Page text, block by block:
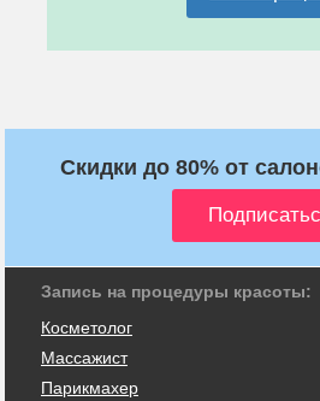
Скидки до 80% от
Запись на процедуры красоты:
Косметолог
Массажист
Парикмахер